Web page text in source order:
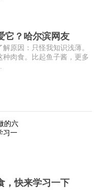
它？哈尔滨网友
原因：只怪我知识浅薄。
肉食。比起鱼子酱，更多
，快来学习一下